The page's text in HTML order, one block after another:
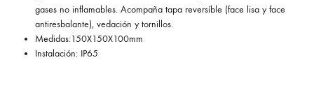
gases no inflamables. Acompaña tapa reversíble (face lisa y face
antiresbalante), vedación y tornillos.
Medidas:150X150X100mm
Instalación: IP65